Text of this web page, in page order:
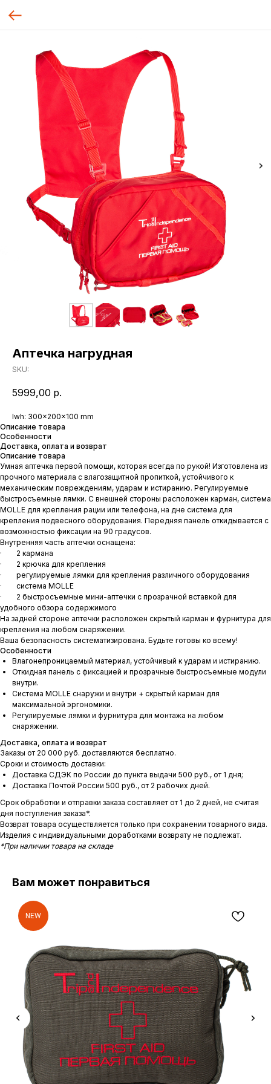
Аптечка нагрудная
SKU:
5999,00 р.
lwh: 300x200x100 mm
Описание товара
Особенности
Доставка, оплата и возврат
Описание товара
Умная аптечка первой помощи, которая всегда по рукой! Изготовлена из
прочного материала с влагозащитной пропиткой, устойчивого к
механическим повреждениям, ударам и истиранию. Регулируемые
быстросъемные лямки. С внешней стороны расположен карман, система
MOLLE для крепления рации или телефона, на дне система для
крепления подвесного оборудования. Передняя панель откидывается с
возможностью фиксации на 90 градусов.
Внутренняя часть аптечки оснащена:
· 2 кармана
· 2 крючка для крепления
· регулируемые лямки для крепления различного оборудования
· система MOLLE
· 2 быстросъемные мини-аптечки с прозрачной вставкой для
удобного обзора содержимого
На задней стороне аптечки расположен скрытый карман и фурнитура для
крепления на любом снаряжении.
Ваша безопасность систематизирована. Будьте готовы ко всему!
Особенности
Влагонепроницаемый материал, устойчивый к ударам и истиранию.
Откидная панель с фиксацией и прозрачные быстросъемные модули
внутри.
Система MOLLE снаружи и внутри + скрытый карман для
максимальной эргономики.
Регулируемые лямки и фурнитура для монтажа на любом
снаряжении.
Доставка, оплата и возврат
Заказы от 20 000 руб. доставляются бесплатно.
Сроки и стоимость доставки:
Доставка СДЭК по России до пункта выдачи 500 руб., от 1 дня;
Доставка Почтой России 500 руб., от 2 рабочих дней.
Срок обработки и отправки заказа составляет от 1 до 2 дней, не считая
дня поступления заказа*.
Возврат товара осуществляется только при сохранении товарного вида.
Изделия с индивидуальными доработками возврату не подлежат.
*При наличии товара на складе
Вам может понравиться
NEW